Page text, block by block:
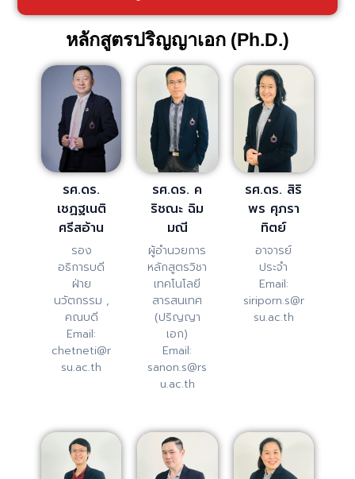
หลักสูตรปริญญาเอก (Ph.D.)
รศ.ดร.
เชฏฐเนติ
ศรีสอ้าน
รอง
อธิการบดี
ฝ่าย
นวัตกรรม ,
คณบดี
Email:
chetneti@r
su.ac.th
รศ.ดร. ค
ริชณะ ฉิม
มณี
ผู้อำนวยการ
หลักสูตรวิชา
เทคโนโลยี
สารสนเทศ
(ปริญญา
เอก)
Email:
sanon.s@rs
u.ac.th
รศ.ดร. สิริ
พร ศุภรา
ทิตย์
อาจารย์
ประจำ
Email:
siriporn.s@r
su.ac.th